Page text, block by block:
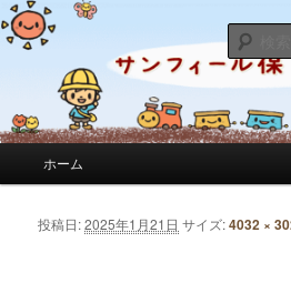
サンフィール保育
サンフィール保育園のせんせいのブログ
メインコンテンツへ移動
サブコンテンツへ移動
ホーム
画像ナビゲーション
投稿日:2025年1月21日 サイズ:4032 ×